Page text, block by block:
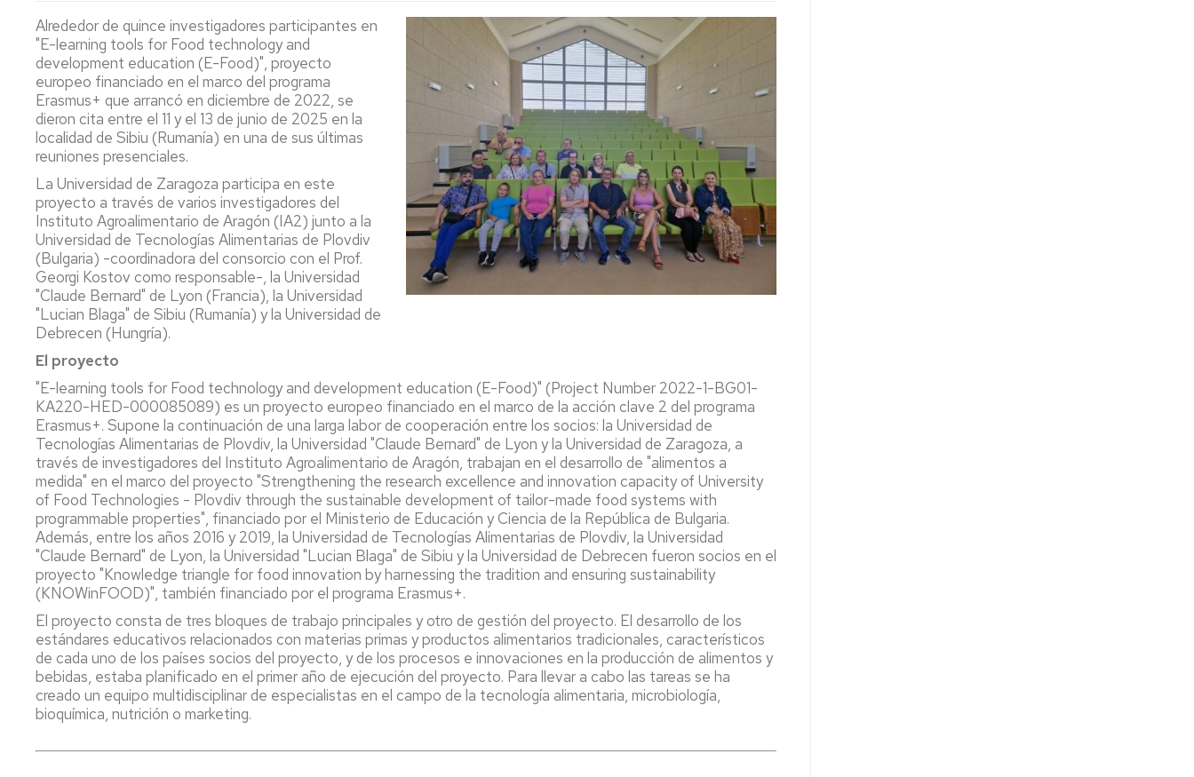
Resources
Infrastructures
Laboratories
Singular
Resources
identification
antibiotic
sensitivity
assessment
drying,
encapsulation
and
particle
sizing
Alrededor de quince investigadores participantes en
"E-learning tools for Food technology and
development education (E-Food)", proyecto
europeo financiado en el marco del programa
Erasmus+ que arrancó en diciembre de 2022, se
dieron cita entre el 11 y el 13 de junio de 2025 en la
localidad de Sibiu (Rumanía) en una de sus últimas
reuniones presenciales.
La Universidad de Zaragoza participa en este
proyecto a través de varios investigadores del
Instituto Agroalimentario de Aragón (IA2) junto a la
Universidad de Tecnologías Alimentarias de Plovdiv
(Bulgaria) -coordinadora del consorcio con el Prof.
Georgi Kostov como responsable-, la Universidad
"Claude Bernard" de Lyon (Francia), la Universidad
"Lucian Blaga" de Sibiu (Rumanía) y la Universidad de
Debrecen (Hungría).
El proyecto
"E-learning tools for Food technology and development education (E-Food)" (Project Number 2022-1-BG01-
KA220-HED-000085089) es un proyecto europeo financiado en el marco de la acción clave 2 del programa
Erasmus+. Supone la continuación de una larga labor de cooperación entre los socios: la Universidad de
Tecnologías Alimentarias de Plovdiv, la Universidad "Claude Bernard" de Lyon y la Universidad de Zaragoza, a
través de investigadores del Instituto Agroalimentario de Aragón, trabajan en el desarrollo de "alimentos a
medida" en el marco del proyecto "Strengthening the research excellence and innovation capacity of University
of Food Technologies - Plovdiv through the sustainable development of tailor-made food systems with
programmable properties", financiado por el Ministerio de Educación y Ciencia de la República de Bulgaria.
Además, entre los años 2016 y 2019, la Universidad de Tecnologías Alimentarias de Plovdiv, la Universidad
"Claude Bernard" de Lyon, la Universidad "Lucian Blaga" de Sibiu y la Universidad de Debrecen fueron socios en el
proyecto "Knowledge triangle for food innovation by harnessing the tradition and ensuring sustainability
(KNOWinFOOD)", también financiado por el programa Erasmus+.
El proyecto consta de tres bloques de trabajo principales y otro de gestión del proyecto. El desarrollo de los
estándares educativos relacionados con materias primas y productos alimentarios tradicionales, característicos
de cada uno de los países socios del proyecto, y de los procesos e innovaciones en la producción de alimentos y
bebidas, estaba planificado en el primer año de ejecución del proyecto. Para llevar a cabo las tareas se ha
creado un equipo multidisciplinar de especialistas en el campo de la tecnología alimentaria, microbiología,
bioquímica, nutrición o marketing.